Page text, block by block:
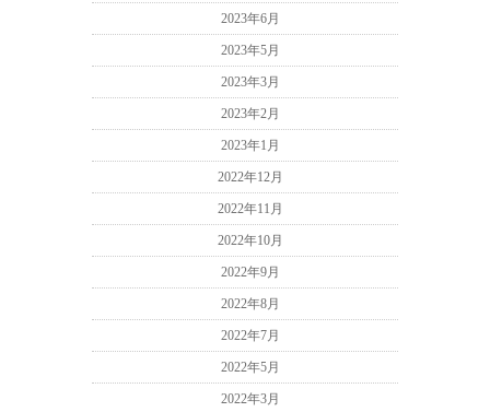
2023年6月
2023年5月
2023年3月
2023年2月
2023年1月
2022年12月
2022年11月
2022年10月
2022年9月
2022年8月
2022年7月
2022年5月
2022年3月